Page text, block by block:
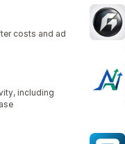
costs and ad
including